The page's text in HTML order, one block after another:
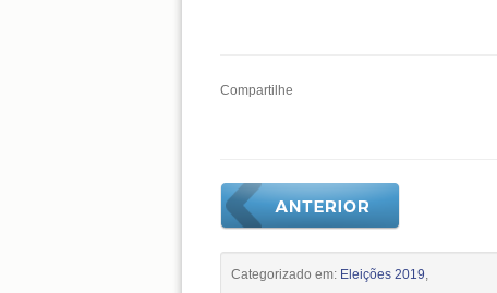
Compartilhe
Categorizado em: Eleições 2019,